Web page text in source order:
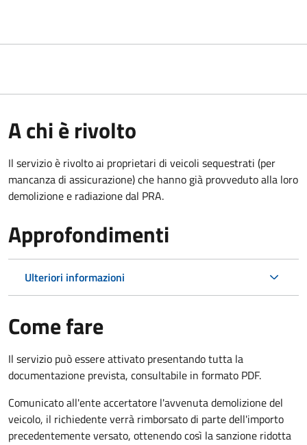
A chi è rivolto
Il servizio è rivolto ai proprietari di veicoli sequestrati (per
mancanza di assicurazione) che hanno già provveduto alla loro
demolizione e radiazione dal PRA.
Approfondimenti
Ulteriori informazioni
Come fare
Il servizio può essere attivato presentando tutta la
documentazione prevista, consultabile in formato PDF.
Comunicato all'ente accertatore l'avvenuta demolizione del
veicolo, il richiedente verrà rimborsato di parte dell'importo
precedentemente versato, ottenendo così la sanzione ridotta